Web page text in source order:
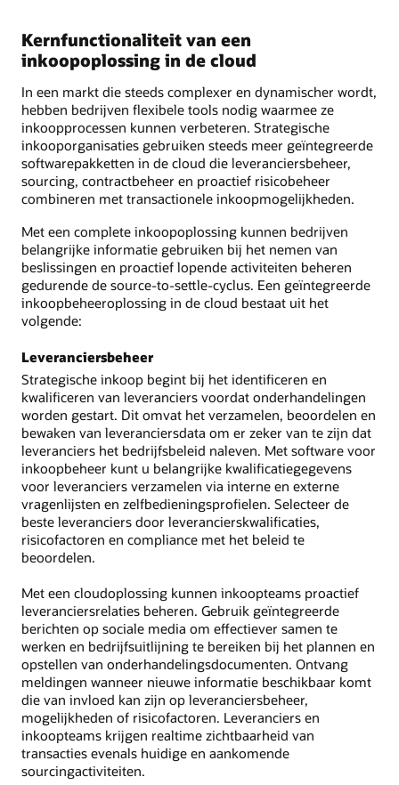
Kernfunctionaliteit van een
inkoopoplossing in de cloud
In een markt die steeds complexer en dynamischer wordt,
hebben bedrijven flexibele tools nodig waarmee ze
inkoopprocessen kunnen verbeteren. Strategische
inkooporganisaties gebruiken steeds meer geïntegreerde
softwarepakketten in de cloud die leveranciersbeheer,
sourcing, contractbeheer en proactief risicobeheer
combineren met transactionele inkoopmogelijkheden.
Met een complete inkoopoplossing kunnen bedrijven
belangrijke informatie gebruiken bij het nemen van
beslissingen en proactief lopende activiteiten beheren
gedurende de source-to-settle-cyclus. Een geïntegreerde
inkoopbeheeroplossing in de cloud bestaat uit het
volgende:
Leveranciersbeheer
Strategische inkoop begint bij het identificeren en
kwalificeren van leveranciers voordat onderhandelingen
worden gestart. Dit omvat het verzamelen, beoordelen en
bewaken van leveranciersdata om er zeker van te zijn dat
leveranciers het bedrijfsbeleid naleven. Met software voor
inkoopbeheer kunt u belangrijke kwalificatiegegevens
voor leveranciers verzamelen via interne en externe
vragenlijsten en zelfbedieningsprofielen. Selecteer de
beste leveranciers door leverancierskwalificaties,
risicofactoren en compliance met het beleid te
beoordelen.
Met een cloudoplossing kunnen inkoopteams proactief
leveranciersrelaties beheren. Gebruik geïntegreerde
berichten op sociale media om effectiever samen te
werken en bedrijfsuitlijning te bereiken bij het plannen en
opstellen van onderhandelingsdocumenten. Ontvang
meldingen wanneer nieuwe informatie beschikbaar komt
die van invloed kan zijn op leveranciersbeheer,
mogelijkheden of risicofactoren. Leveranciers en
inkoopteams krijgen realtime zichtbaarheid van
transacties evenals huidige en aankomende
sourcingactiviteiten.